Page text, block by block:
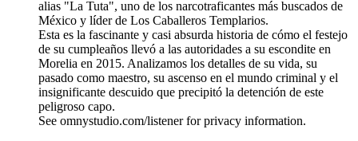
alias "La Tuta", uno de los narcotraficantes más buscados de
México y líder de Los Caballeros Templarios.
Esta es la fascinante y casi absurda historia de cómo el festejo
de su cumpleaños llevó a las autoridades a su escondite en
Morelia en 2015. Analizamos los detalles de su vida, su
pasado como maestro, su ascenso en el mundo criminal y el
insignificante descuido que precipitó la detención de este
peligroso capo.
See omnystudio.com/listener for privacy information.